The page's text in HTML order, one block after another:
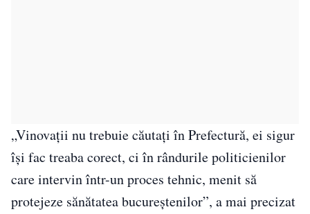
„Vinovaţii nu trebuie căutaţi în Prefectură, ei sigur
îşi fac treaba corect, ci în rândurile politicienilor
care intervin într-un proces tehnic, menit să
protejeze sănătatea bucureştenilor”, a mai precizat